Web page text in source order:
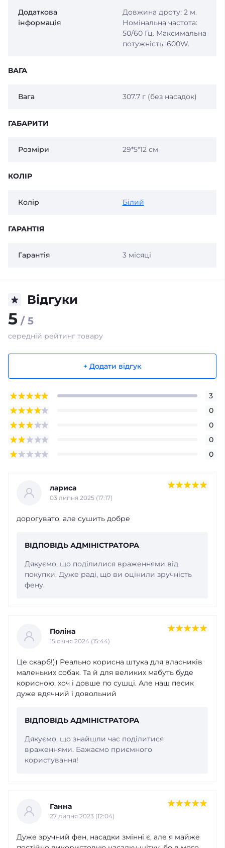
Додаткова
інформація
Довжина дроту: 2 м.
Номінальна частота:
50/60 Гц. Максимальна
потужність: 600W.
ВАГА
Вага 307.7 г (без насадок)
ГАБАРИТИ
Розміри 29*5*12 см
КОЛІР
Колір Білий
ГАРАНТІЯ
Гарантія 3 місяці
Відгуки
5 / 5
середній рейтинг товару
+ Додати відгук
3
0
0
0
0
лариса
03 липня 2025 (17:17)
дорогувато. але сушить добре
ВІДПОВІДЬ АДМІНІСТРАТОРА
Дякуємо, що поділилися враженнями від
покупки. Дуже раді, що ви оцінили зручність
фену.
Поліна
15 cічня 2024 (15:44)
Це скарб!)) Реально корисна штука для власників
маленьких собак. Та й для великих мабуть буде
корисною, хоч і довше по сушці. Але наш песик
дуже вдячний і довольний
ВІДПОВІДЬ АДМІНІСТРАТОРА
Дякуємо, що знайшли час поділитися
враженнями. Бажаємо приємного
користування!
Ганна
27 липня 2023 (12:04)
Дуже зручний фен, насадки змінні є, але я майже